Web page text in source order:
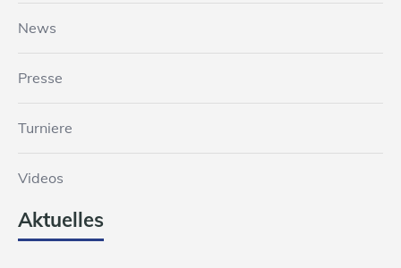
News
Presse
Turniere
Videos
Aktuelles